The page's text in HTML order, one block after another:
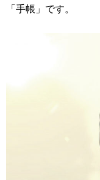
「手帳」です。